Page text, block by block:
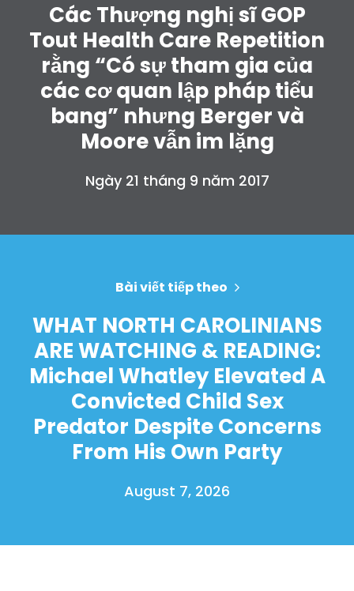
Các Thượng nghị sĩ GOP
Tout Health Care Repetition
rằng “Có sự tham gia của
các cơ quan lập pháp tiểu
bang” nhưng Berger và
Moore vẫn im lặng
Ngày 21 tháng 9 năm 2017
Bài viết tiếp theo
WHAT NORTH CAROLINIANS
ARE WATCHING & READING:
Michael Whatley Elevated A
Convicted Child Sex
Predator Despite Concerns
From His Own Party
August 7, 2026